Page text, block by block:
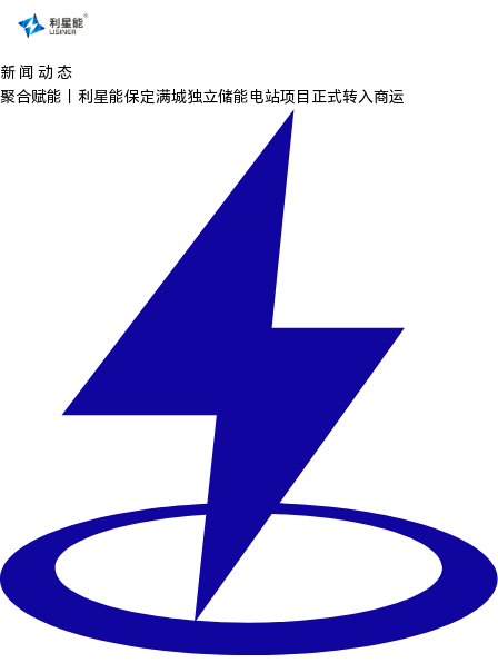
新 闻 动 态
聚合赋能｜利星能保定满城独立储能电站项目正式转入商运